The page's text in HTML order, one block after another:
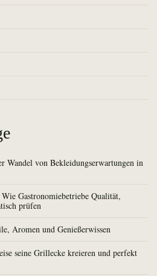
Wandel von Bekleidungserwartungen in
Gastronomiebetriebe Qualität,
prüfen
Aromen und Genießerwissen
seine Grillecke kreieren und perfekt